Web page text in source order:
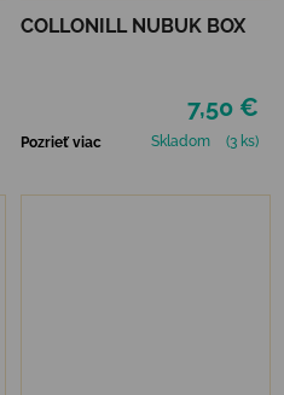
COLLONILL NUBUK BOX
7,50 €
Pozrieť viac Skladom (3 ks)